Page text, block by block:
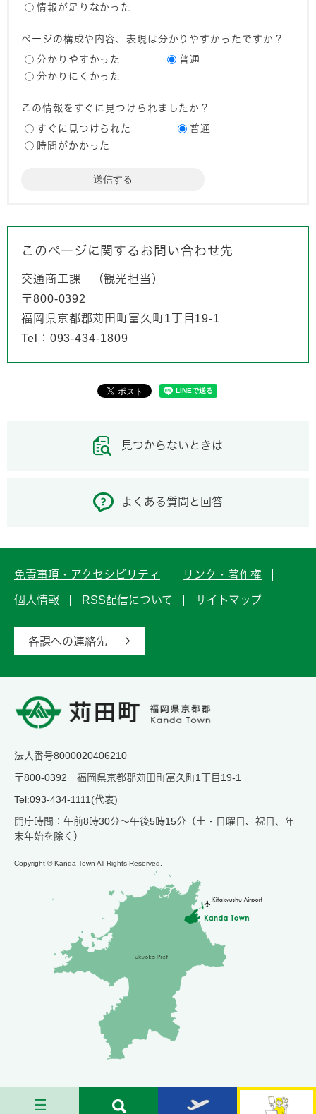
情報が足りなかった
ページの構成や内容、表現は分かりやすかったですか？
分かりやすかった
普通
分かりにくかった
この情報をすぐに見つけられましたか？
すぐに見つけられた
普通
時間がかかった
このページに関するお問い合わせ先
交通商工課
観光担当
〒800-0392
福岡県京都郡苅田町富久町1丁目19-1
Tel：093-434-1809
見つからないときは
よくある質問と回答
免責事項・アクセシビリティ リンク・著作権
個人情報 RSS配信について サイトマップ
各課への連絡先
法人番号8000020406210
〒800-0392 福岡県京都郡苅田町富久町1丁目19-1
Tel:093-434-1111(代表)
開庁時間：午前8時30分～午後5時15分（土・日曜日、祝日、年
末年始を除く）
Copyright © Kanda Town All Rights Reserved.